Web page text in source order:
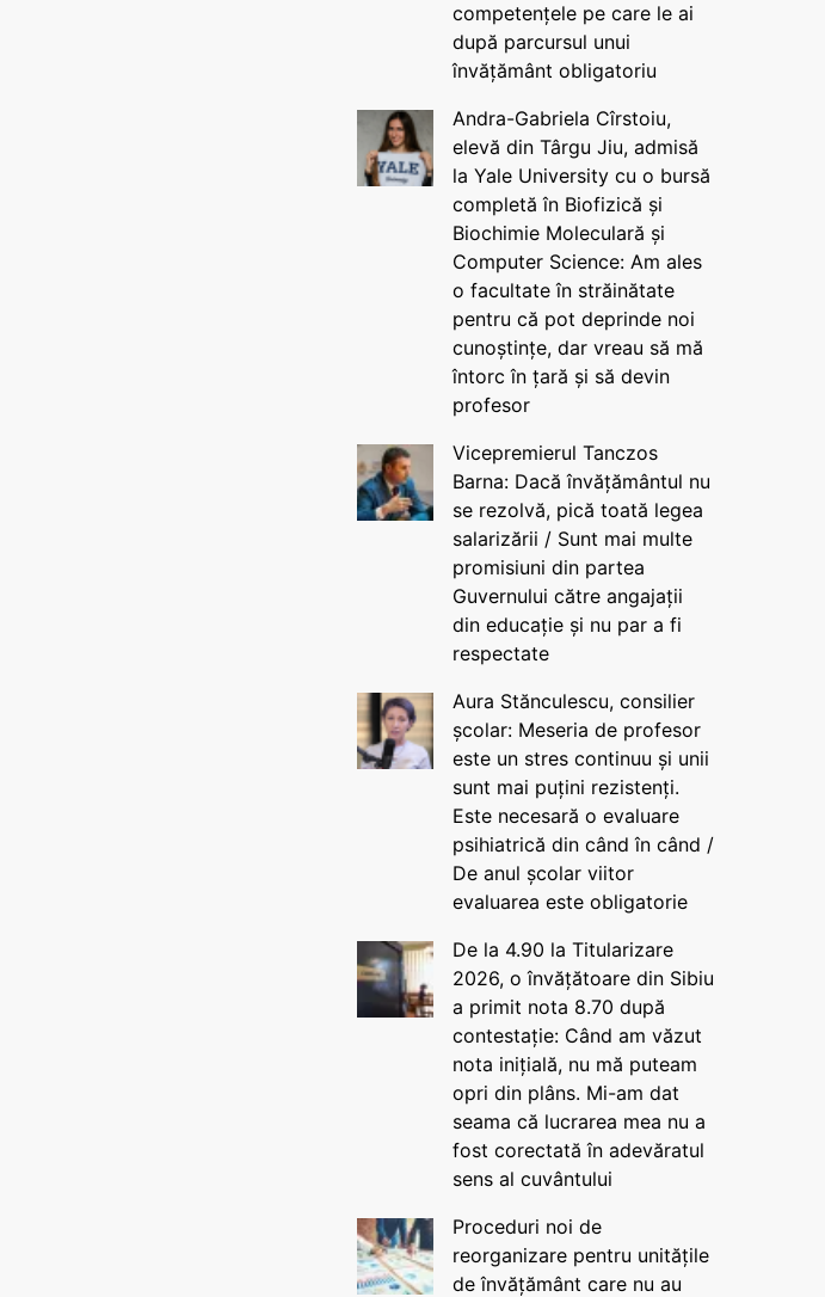
competențele pe care le ai
după parcursul unui
învățământ obligatoriu
Andra-Gabriela Cîrstoiu,
elevă din Târgu Jiu, admisă
la Yale University cu o bursă
completă în Biofizică și
Biochimie Moleculară și
Computer Science: Am ales
o facultate în străinătate
pentru că pot deprinde noi
cunoștințe, dar vreau să mă
întorc în țară și să devin
profesor
Vicepremierul Tanczos
Barna: Dacă învățământul nu
se rezolvă, pică toată legea
salarizării / Sunt mai multe
promisiuni din partea
Guvernului către angajații
din educație și nu par a fi
respectate
Aura Stănculescu, consilier
școlar: Meseria de profesor
este un stres continuu și unii
sunt mai puțini rezistenți.
Este necesară o evaluare
psihiatrică din când în când /
De anul școlar viitor
evaluarea este obligatorie
De la 4.90 la Titularizare
2026, o învățătoare din Sibiu
a primit nota 8.70 după
contestație: Când am văzut
nota inițială, nu mă puteam
opri din plâns. Mi-am dat
seama că lucrarea mea nu a
fost corectată în adevăratul
sens al cuvântului
Proceduri noi de
reorganizare pentru unitățile
de învățământ care nu au